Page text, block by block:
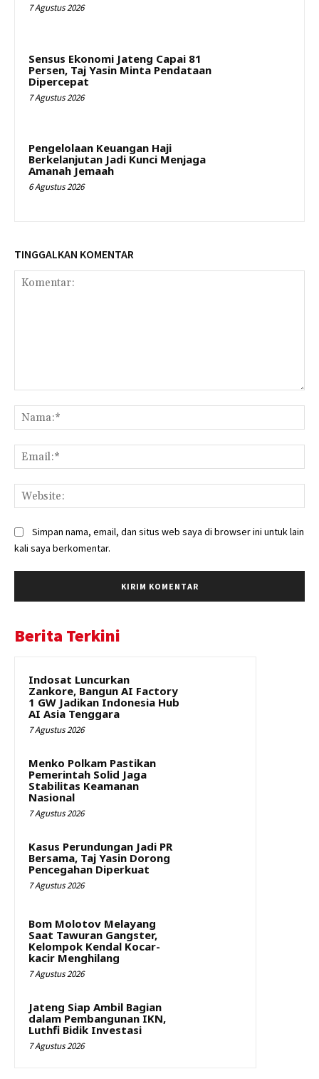
7 Agustus 2026
Sensus Ekonomi Jateng Capai 81
Persen, Taj Yasin Minta Pendataan
Dipercepat
7 Agustus 2026
Pengelolaan Keuangan Haji
Berkelanjutan Jadi Kunci Menjaga
Amanah Jemaah
6 Agustus 2026
TINGGALKAN KOMENTAR
Simpan nama, email, dan situs web saya di browser ini untuk lain
kali saya berkomentar.
Berita Terkini
Indosat Luncurkan
Zankore, Bangun AI Factory
1 GW Jadikan Indonesia Hub
AI Asia Tenggara
7 Agustus 2026
Menko Polkam Pastikan
Pemerintah Solid Jaga
Stabilitas Keamanan
Nasional
7 Agustus 2026
Kasus Perundungan Jadi PR
Bersama, Taj Yasin Dorong
Pencegahan Diperkuat
7 Agustus 2026
Bom Molotov Melayang
Saat Tawuran Gangster,
Kelompok Kendal Kocar-
kacir Menghilang
7 Agustus 2026
Jateng Siap Ambil Bagian
dalam Pembangunan IKN,
Luthfi Bidik Investasi
7 Agustus 2026